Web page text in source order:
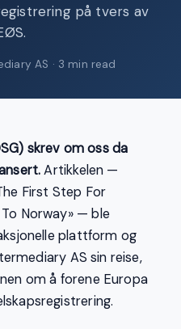
på tvers av
AS · 3 min read
skrev om oss da
Artikkelen —
First Step For
To Norway» — ble
plattform og
AS sin reise,
om å forene Europa